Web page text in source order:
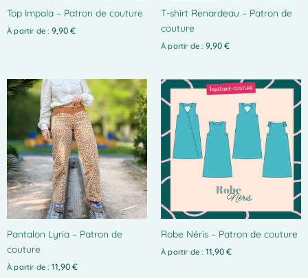
Top Impala – Patron de couture
À partir de : 9,90 €
sur
la
T-shirt Renardeau – Patron de
couture
À partir de : 9,90 €
sur
la
page
Pantalon Lyria – Patron de
couture
À partir de : 11,90 €
Robe Néris – Patron de couture
À partir de : 11,90 €